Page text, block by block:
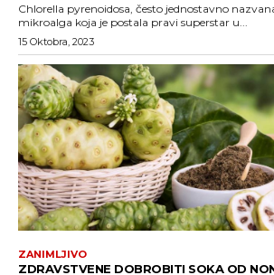
Chlorella pyrenoidosa, često jednostavno
mikroalga koja je postala pravi superstar u...
15 Oktobra, 2023
ZANIMLJIVO
ZDRAVSTVENE DOBROBITI SOKA OD